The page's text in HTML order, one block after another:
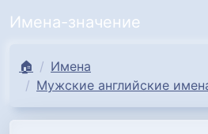
Имена-значение
🏠
Имена
Мужские английские